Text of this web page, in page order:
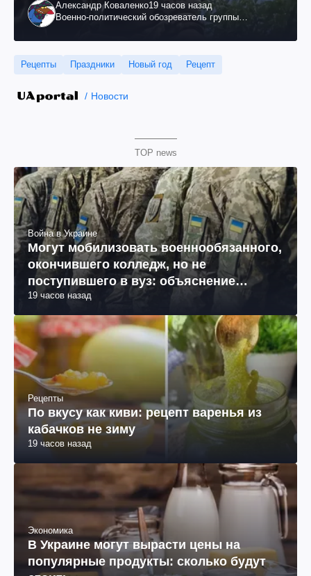
как это удалось
Александр Коваленко19 часов назад
Военно-политический обозреватель группы
Рецепты Праздники Новый год Рецепт
Новости
TOP news
Война в Украине
Могут мобилизовать военнообязанного,
окончившего колледж, но не
поступившего в вуз: объяснение
юриста
19 часов назад
Рецепты
По вкусу как киви: рецепт варенья из
кабачков не зиму
19 часов назад
Экономика
В Украине могут вырасти цены на
популярные продукты: сколько будут